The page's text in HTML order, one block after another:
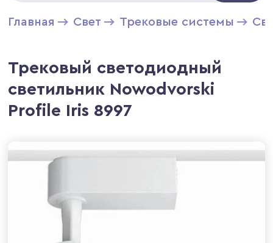
Главная Свет Трековые системы
Трековый светодиодный
светильник Nowodvorski
Profile Iris 8997